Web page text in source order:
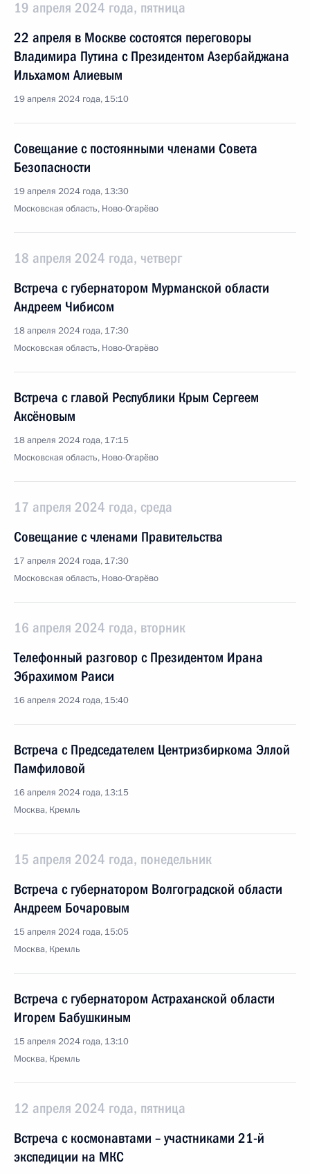
19 апреля 2024 года, пятница
22 апреля в Москве состоятся переговоры
Владимира Путина с Президентом Азербайджана
Ильхамом Алиевым
19 апреля 2024 года, 15:10
Совещание с постоянными членами Совета
Безопасности
19 апреля 2024 года, 13:30
Московская область, Ново-Огарёво
18 апреля 2024 года, четверг
Встреча с губернатором Мурманской области
Андреем Чибисом
18 апреля 2024 года, 17:30
Московская область, Ново-Огарёво
Встреча с главой Республики Крым Сергеем
Аксёновым
18 апреля 2024 года, 17:15
Московская область, Ново-Огарёво
17 апреля 2024 года, среда
Совещание с членами Правительства
17 апреля 2024 года, 17:30
Московская область, Ново-Огарёво
16 апреля 2024 года, вторник
Телефонный разговор с Президентом Ирана
Эбрахимом Раиси
16 апреля 2024 года, 15:40
Встреча с Председателем Центризбиркома Эллой
Памфиловой
16 апреля 2024 года, 13:15
Москва, Кремль
15 апреля 2024 года, понедельник
Встреча с губернатором Волгоградской области
Андреем Бочаровым
15 апреля 2024 года, 15:05
Москва, Кремль
Встреча с губернатором Астраханской области
Игорем Бабушкиным
15 апреля 2024 года, 13:10
Москва, Кремль
12 апреля 2024 года, пятница
Встреча с космонавтами – участниками 21-й
экспедиции на МКС